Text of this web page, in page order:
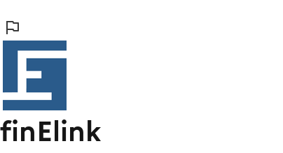
finElink